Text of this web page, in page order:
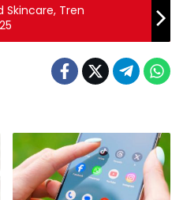
Skincare, Tren